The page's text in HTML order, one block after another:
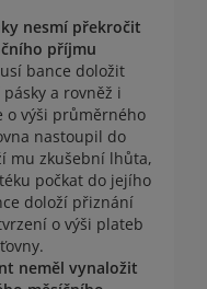
nesmí překročit
příjmu
bance doložit
a rovněž i
o výši průměrného
nastoupil do
mu zkušební lhůta,
počkat do jejího
doloží přiznání
o výši plateb
neměl vynaložit